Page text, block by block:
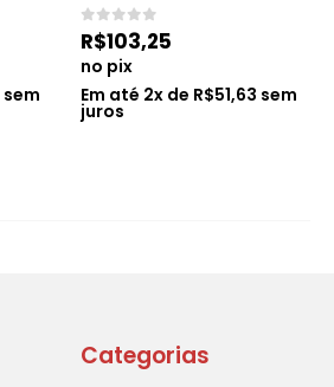
sem
0de 5
R$103,25
no pix
Em até 2x de R$51,63 sem
juros
Categorias